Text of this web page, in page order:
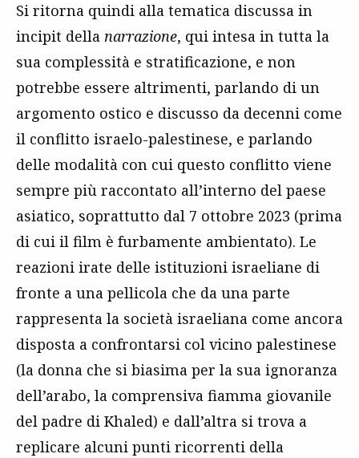
Si ritorna quindi alla tematica discussa in
incipit della narrazione, qui intesa in tutta la
sua complessità e stratificazione, e non
potrebbe essere altrimenti, parlando di un
argomento ostico e discusso da decenni come
il conflitto israelo-palestinese, e parlando
delle modalità con cui questo conflitto viene
sempre più raccontato all’interno del paese
asiatico, soprattutto dal 7 ottobre 2023 (prima
di cui il film è furbamente ambientato). Le
reazioni irate delle istituzioni israeliane di
fronte a una pellicola che da una parte
rappresenta la società israeliana come ancora
disposta a confrontarsi col vicino palestinese
(la donna che si biasima per la sua ignoranza
dell’arabo, la comprensiva fiamma giovanile
del padre di Khaled) e dall’altra si trova a
replicare alcuni punti ricorrenti della